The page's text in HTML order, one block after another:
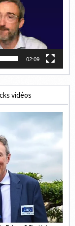
02:09
vidéos